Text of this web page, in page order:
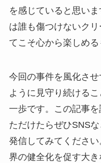
を感じていると思い
は誰も傷つけないク
てこそ心から楽しめる
今回の事件を風化さ
ように見守り続ける
一歩です。この記事
ただけたらぜひSNS
発信してみてくださ
界の健全化を促す大